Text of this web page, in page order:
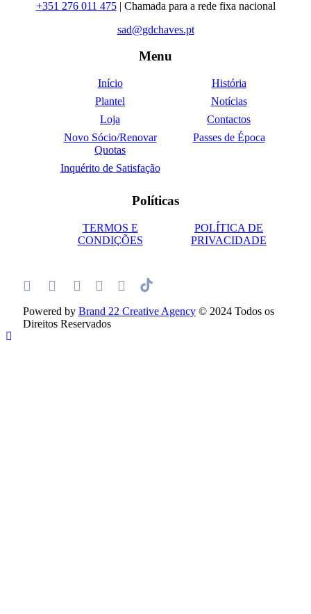
+351 276 011 475| Chamada para a rede fixa nacional
sad@gdchaves.pt
Menu
Início
História
Plantel
Notícias
Loja
Contactos
Novo Sócio/Renovar
Quotas
Passes de Época
Inquérito de Satisfação
Políticas
TERMOS E
CONDIÇÕES
POLÍTICA DE
PRIVACIDADE
Powered by Brand 22 Creative Agency © 2024 Todos os
Direitos Reservados